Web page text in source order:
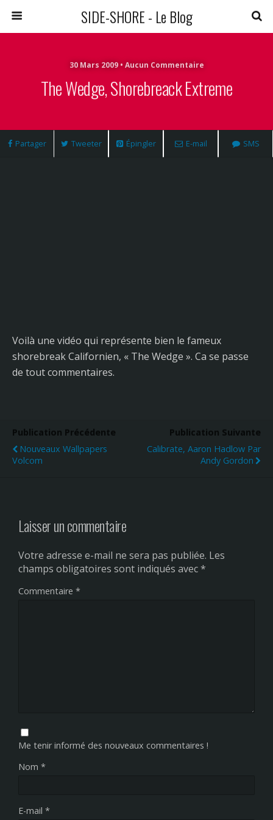
SIDE-SHORE - Le Blog
30 Mars 2009 • Aucun Commentaire
The Wedge, Shorebreack Extreme
Partager Tweeter Épingler E-mail SMS
Voilà une vidéo qui représente bien le fameux
shorebreak Californien, « The Wedge ». Ca se passe
de tout commentaires.
Publication Précédente
Nouveaux Wallpapers
Volcom
Publication Suivante
Calibrate, Aaron Hadlow Par
Andy Gordon
Laisser un commentaire
Votre adresse e-mail ne sera pas publiée. Les
champs obligatoires sont indiqués avec*
Commentaire *
Me tenir informé des nouveaux commentaires !
Nom *
E-mail *